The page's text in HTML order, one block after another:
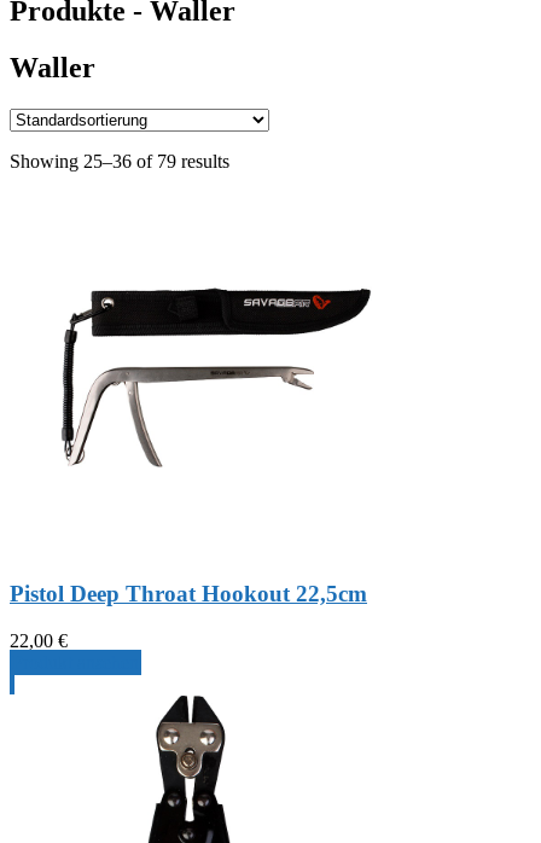
Produkte - Waller
Waller
Showing 25–36 of 79 results
Pistol Deep Throat Hookout 22,5cm
22,00 €